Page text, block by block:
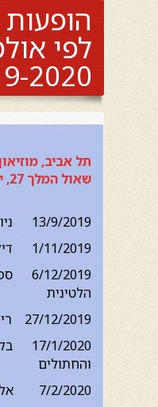
לפי
2020
תל אביב,
שאול המלך 27, ימי שישי בשעה 21:30
13/9/2019 ניו אורלינס שלי
1/11/2019 דיקסילנד כאן ועכשיו!
6/
הלטינית
27/12/2019 ריקוד ספרדי מושחת
17/1/
והחתולים
7/2/2020 אלינגטון בלהט איטלקי